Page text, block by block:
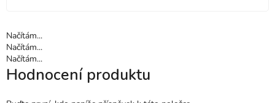
Načítám...
Načítám...
Načítám...
Hodnocení produktu